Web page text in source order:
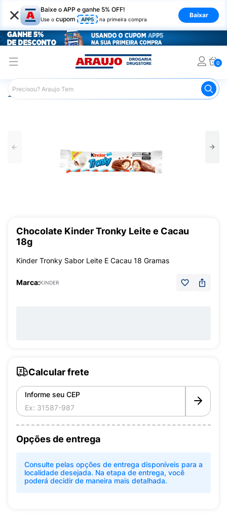
× Baixe o APP e ganhe 5% OFF!
Use o cupom APP5 na primeira compra
Baixar
0
Araujo Mercado Tablete de Chocolate
Chocolate Kinder Tronky Leite e Cacau
18g
Kinder Tronky Sabor Leite E Cacau 18 Gramas
Marca:KINDER
Calcular frete
Informe seu CEP
Opções de entrega
Consulte pelas opções de entrega disponíveis para a
localidade desejada. Na etapa de entrega, você
poderá decidir de maneira mais detalhada.